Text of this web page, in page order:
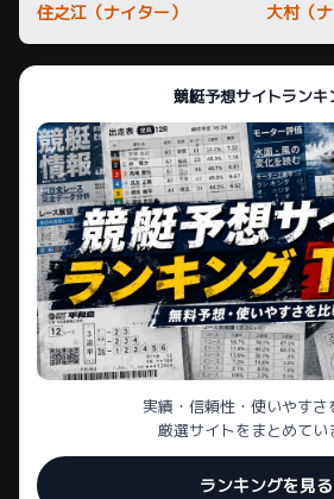
住之江（ナイター）
大村（ナ
競艇予想サイトランキ
実績・信頼性・使いやすさ
厳選サイトをまとめてい
ランキングを見る